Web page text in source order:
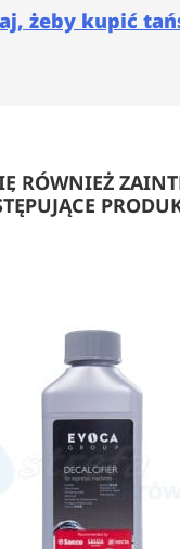
żeby kupić
RÓWNIEŻ